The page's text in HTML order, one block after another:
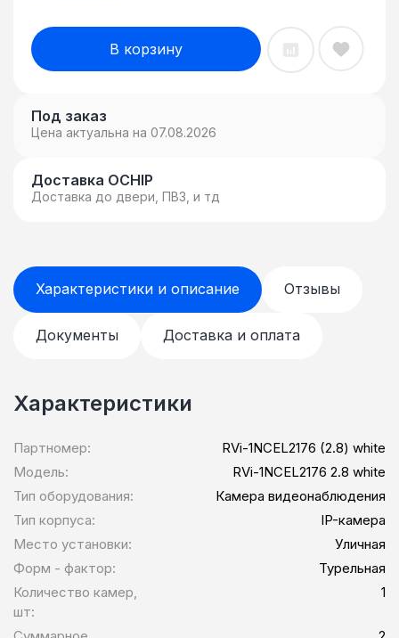
В корзину
Под заказ
Цена актуальна на 07.08.2026
Доставка OCHIP
Доставка до двери, ПВЗ, и тд
Характеристики и описание Отзывы
Документы Доставка и оплата
Характеристики
Партномер:
RVi-1NCEL2176 (2.8) white
Модель:
RVi-1NCEL2176 2.8 white
Тип оборудования:
Камера видеонаблюдения
Тип корпуса:
IP-камера
Место установки:
Уличная
Форм - фактор:
Турельная
Количество камер,
шт:
1